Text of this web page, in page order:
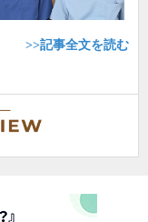
>>記事全文を読む